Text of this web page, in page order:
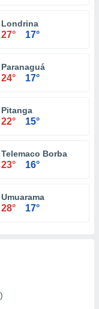
Londrina
27° 17°
Paranaguá
24° 17°
Pitanga
22° 15°
Telemaco Borba
23° 16°
Umuarama
28° 17°